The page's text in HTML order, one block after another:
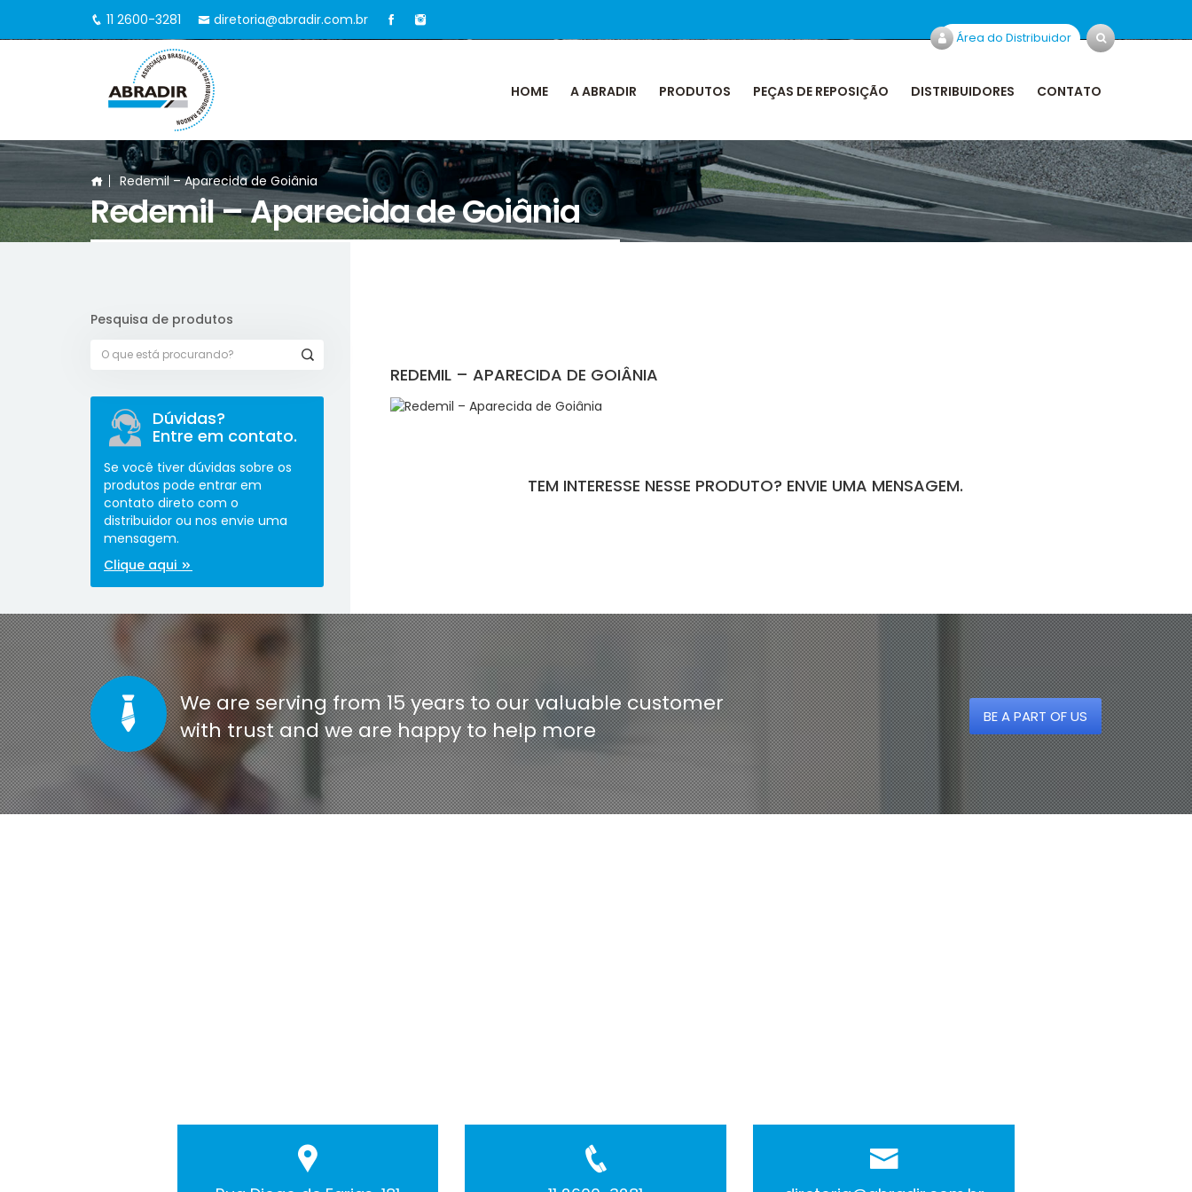
11 2600-3281 diretoria@abradir.com.br
Área do Distribuidor
HOME A ABRADIR PRODUTOS PEÇAS DE REPOSIÇÃO DISTRIBUIDORES CONTATO
Redemil – Aparecida de Goiânia
Redemil – Aparecida de Goiânia
REDEMIL – APARECIDA DE GOIÂNIA
TEM INTERESSE NESSE PRODUTO? ENVIE UMA MENSAGEM.
Pesquisa de produtos
Dúvidas?
Entre em contato.
Se você tiver dúvidas sobre os
produtos pode entrar em
contato direto com o
distribuidor ou nos envie uma
mensagem.
Clique aqui
We are serving from 15 years to our valuable customer
with trust and we are happy to help more
BE A PART OF US